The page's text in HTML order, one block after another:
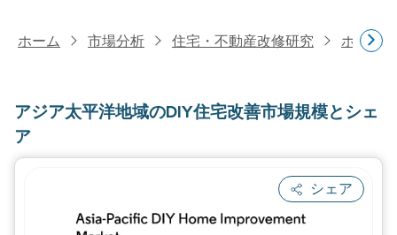
ホーム 市場分析 住宅・不動産改修研究 ホーム
アジア太平洋地域のDIY住宅改善市場規模とシェ
ア
シェア